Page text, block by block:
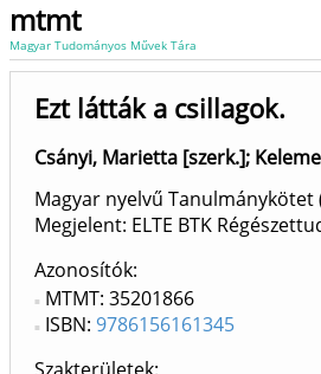
mtmt
Magyar Tudományos Művek Tára
Ezt látták a csillagok.
Csányi, Marietta [szerk.];
Magyar nyelvű Tanulmánykötet
Megjelent: ELTE BTK
Azonosítók
MTMT: 35201866
ISBN: 9786156161345